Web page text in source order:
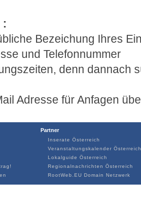
:
Bezeichung Ihres
und Telefonnummer
denn dannach
Adresse für Anfagen
Partner
Inserate Österreich
Veranstaltungskalender Österreich
Lokalguide Österreich
Regionalnachrichten Österreich
RootWeb.EU Domain Netzwerk